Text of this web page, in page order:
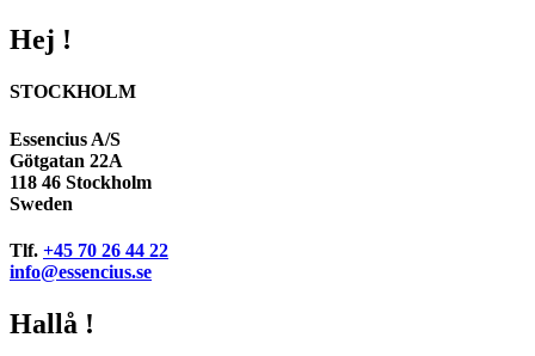
Hej !
STOCKHOLM
Essencius A/S
Götgatan 22A
118 46 Stockholm
Sweden
Tlf. +45 70 26 44 22
info@essencius.se
Hallå !